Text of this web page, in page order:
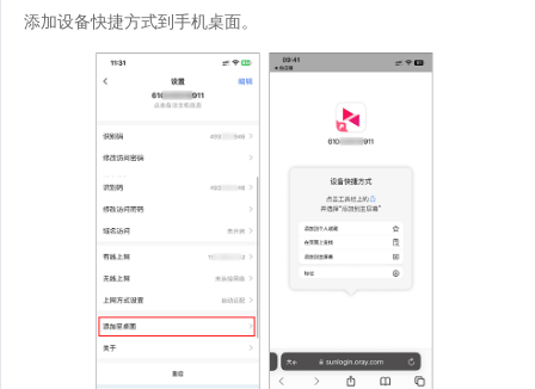
添加设备快捷方式到手机桌面。